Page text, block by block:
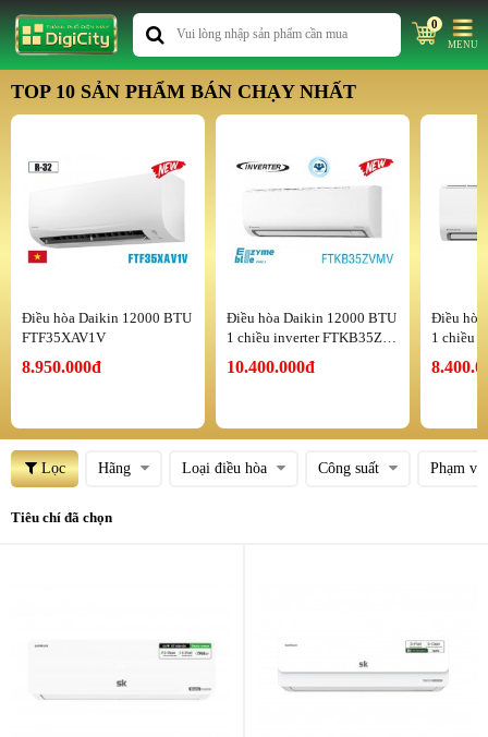
0
MENU
TOP 10 SẢN PHẨM BÁN CHẠY NHẤT
Điều hòa Daikin 12000 BTU
FTF35XAV1V
8.950.000đ
Điều hòa Daikin 12000 BTU
1 chiều inverter FTKB35ZV
10.400.000đ
Điều
1 chiều
Lọc Hãng Loại điều hòa Công suất Phạm vi
Tiêu chí đã chọn